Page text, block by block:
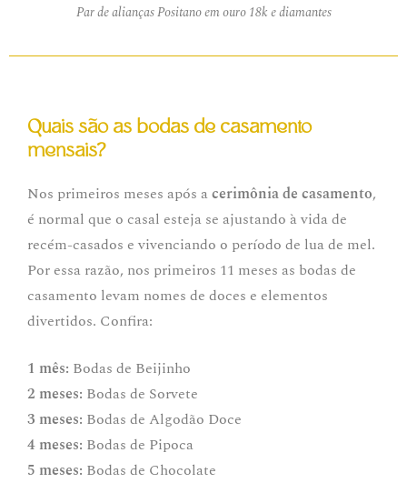
Par de alianças Positano em ouro 18k e diamantes
Quais são as bodas de casamento
mensais?
Nos primeiros meses após acerimônia de casamento,
é normal que o casal esteja se ajustando à vida de
recém-casados e vivenciando o período de lua de mel.
Por essa razão, nos primeiros 11 meses as bodas de
casamento levam nomes de doces e elementos
divertidos. Confira:
1 mês: Bodas de Beijinho
2 meses: Bodas de Sorvete
3 meses: Bodas de Algodão Doce
4 meses: Bodas de Pipoca
5 meses: Bodas de Chocolate